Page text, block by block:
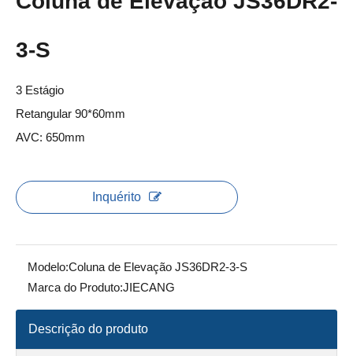
3-S
3 Estágio
Retangular 90*60mm
AVC: 650mm
Inquérito
Modelo:Coluna de Elevação JS36DR2-3-S
Marca do Produto:JIECANG
Descrição do produto